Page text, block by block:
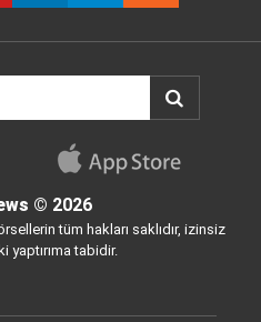
© 2026
tüm hakları saklıdır, izinsiz
yaptırıma tabidir.